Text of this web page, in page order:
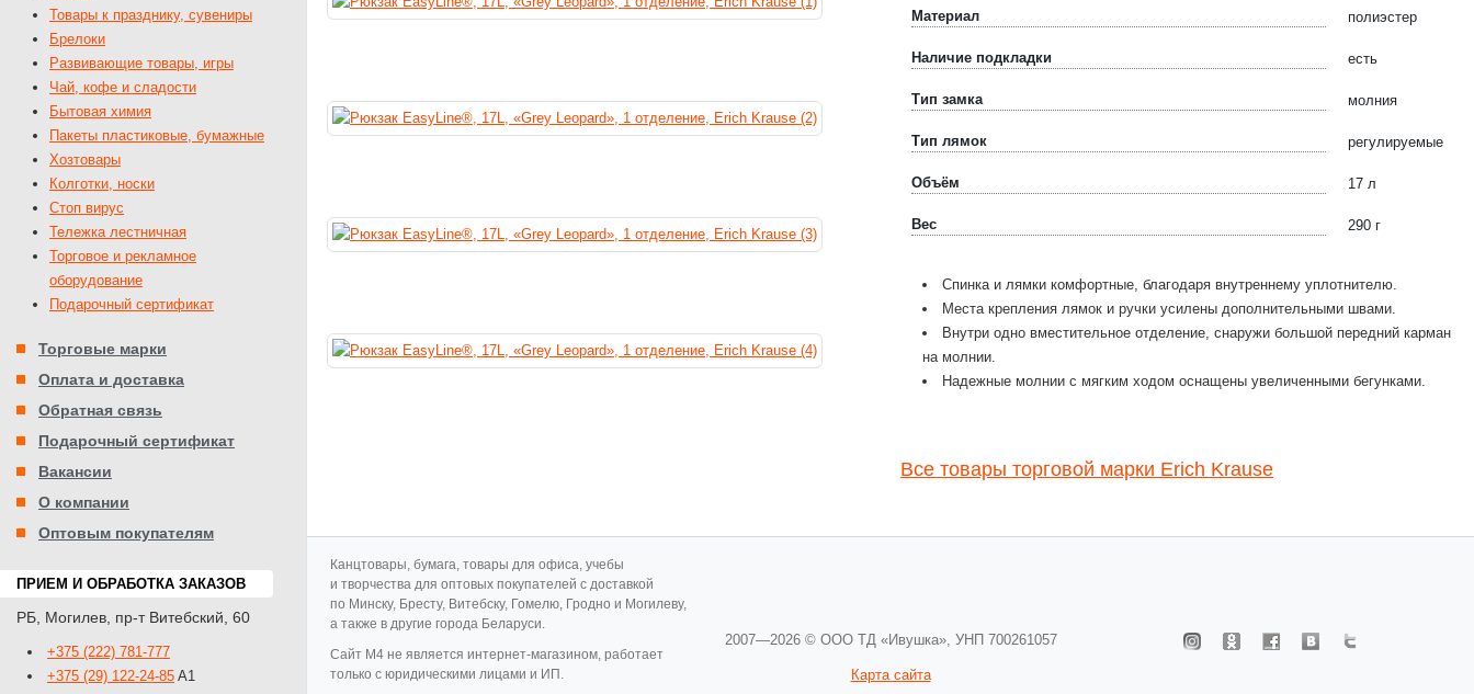
Товары к празднику, сувениры
Брелоки
Развивающие товары, игры
Чай, кофе и сладости
Бытовая химия
Пакеты пластиковые, бумажные
Хозтовары
Колготки, носки
Стоп вирус
Тележка лестничная
Торговое и рекламное
оборудование
Подарочный сертификат
Торговые марки
Оплата и доставка
Обратная связь
Подарочный сертификат
Вакансии
О компании
Оптовым покупателям
ПРИЕМ И ОБРАБОТКА ЗАКАЗОВ
РБ Могилев пр-т Витебский, 60
+375 (222) 781-777
+375 (29) 122-24-85 A1
Материал полиэстер
Наличие подкладки есть
Тип замка молния
Тип лямок регулируемые
Объём 17 л
Вес 290 г
Спинка и лямки комфортные, благодаря внутреннему уплотнителю.
Места крепления лямок и ручки усилены дополнительными швами.
Внутри одно вместительное отделение, снаружи большой передний карман
на молнии.
Надежные молнии с мягким ходом оснащены увеличенными бегунками.
Все товары торговой марки Erich Krause
Канцтовары, бумага, товары для офиса, учебы
и творчества для оптовых покупателей с доставкой
по Минску, Бресту, Витебску, Гомелю, Гродно и Могилеву,
а также в другие города Беларуси.
Cайт M4 не является интернет-магазином, работает
только с юридическими лицами и ИП.
2007—2026 © ООО ТД «Ивушка», УНП 700261057
Карта сайта